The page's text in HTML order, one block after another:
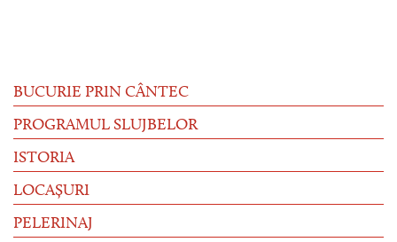
BUCURIE PRIN CÂNTEC
PROGRAMUL SLUJBELOR
ISTORIA
LOCAȘURI
PELERINAJ